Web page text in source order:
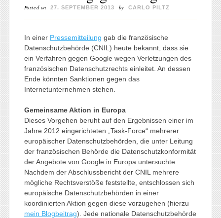
Posted on 27. SEPTEMBER 2013 by CARLO PILTZ
In einer Pressemitteilung gab die französische
Datenschutzbehörde (CNIL) heute bekannt, dass sie
ein Verfahren gegen Google wegen Verletzungen des
französischen Datenschutzrechts einleitet. An dessen
Ende könnten Sanktionen gegen das
Internetunternehmen stehen.
Gemeinsame Aktion in Europa
Dieses Vorgehen beruht auf den Ergebnissen einer im
Jahre 2012 eingerichteten „Task-Force“ mehrerer
europäischer Datenschutzbehörden, die unter Leitung
der französischen Behörde die Datenschutzkonformität
der Angebote von Google in Europa untersuchte.
Nachdem der Abschlussbericht der CNIL mehrere
mögliche Rechtsverstöße feststellte, entschlossen sich
europäische Datenschutzbehörden in einer
koordinierten Aktion gegen diese vorzugehen (hierzu
mein Blogbeitrag). Jede nationale Datenschutzbehörde